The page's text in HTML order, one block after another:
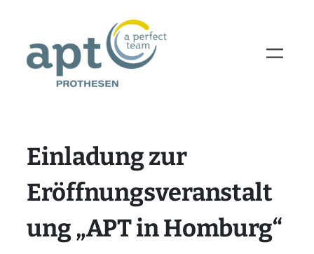
Einladung zur
Eröffnungsveranstalt
ung „APT in Homburg“